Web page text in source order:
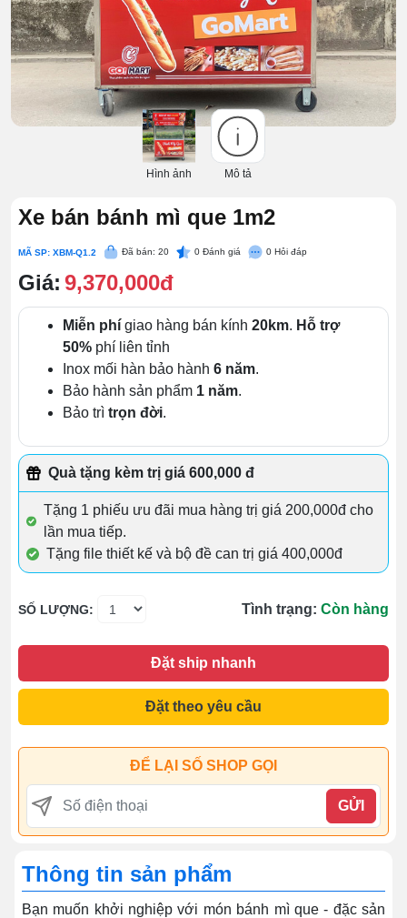
Hình ảnh Mô tả
Xe bán bánh mì que 1m2
MÃ SP: XBM-Q1.2 Đã bán: 20 0 Đánh giá 0 Hỏi đáp
Giá: 9,370,000đ
Miễn phí giao hàng bán kính 20km. Hỗ trợ
50% phí liên tỉnh
Inox mối hàn bảo hành 6 năm.
Bảo hành sản phẩm 1 năm.
Bảo trì trọn đời.
Quà tặng kèm trị giá 600,000 đ
Tặng 1 phiếu ưu đãi mua hàng trị giá 200,000đ cho
lần mua tiếp.
Tặng file thiết kế và bộ đề can trị giá 400,000đ
SỐ LƯỢNG: Tình trạng: Còn hàng
Đặt ship nhanh
Đặt theo yêu cầu
ĐỂ LẠI SỐ SHOP GỌI
GỬI
Thông tin sản phẩm
Bạn muốn khởi nghiệp với món bánh mì que - đặc sản